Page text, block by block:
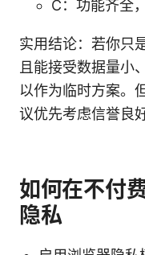
C：功能齐全
实用结论：若你只
且能接受数据量小
以作为临时方案。
议优先考虑信誉良
如何在不付
隐私